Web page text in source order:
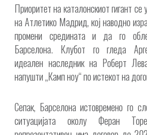
Приоритет на каталонскиот гигант се
на Атлетико Мадрид, кој наводно
промени средината и да го
Барселона. Клубот го гледа
идеален наследник на Роберт
напушти „Камп ноу“ по истекот на
Сепак, Барселона истовремено го
ситуацијата околу Феран